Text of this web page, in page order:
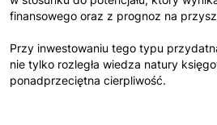
finansowego oraz z prognoz na
Przy inwestowaniu tego typu
nie tylko rozległa wiedza natury
ponadprzeciętna cierpliwość.